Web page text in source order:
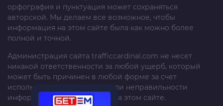
орфография и пунктуация может сохраняться
авторской. Мы делаем все возможное, чтобы
информация на этом сайте была как можно более
полной и точной.
Администрация сайта trafficcardinal.com не несет
никакой ответственности за любой ущерб, который
может быть причинен в любой форме за счет
использования, неполноты или неправильности
информации, размещенной на этом сайте.